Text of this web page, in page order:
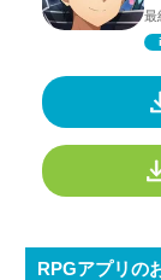
最
RPGアプリの